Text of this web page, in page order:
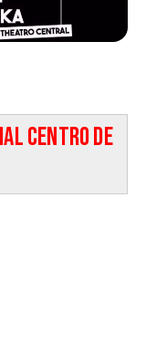
Centro de